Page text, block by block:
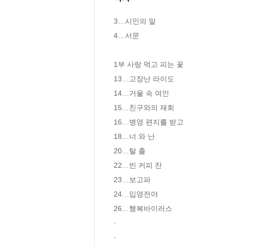
3…시인의 말
4…서문
1부 사랑 먹고 피는 꽃
13…고장난 라이도
14…거울 속 여인
15…친구와의 재회
16…병영 편지를 받고
18…너 와 난
20…탈 출
22…빈 커피 잔
23…보고파
24…입영전야
26…행복바이러스
·
·